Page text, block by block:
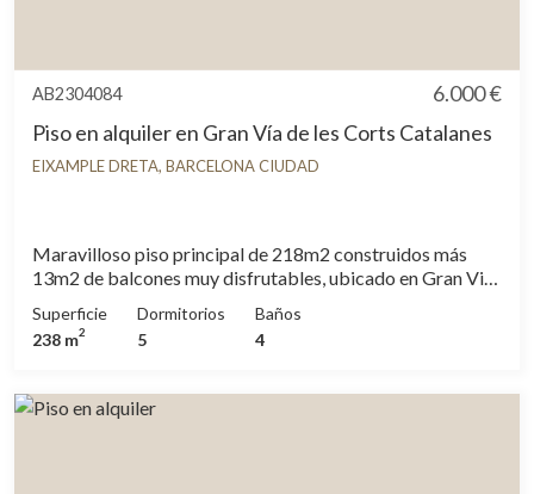
AB2304084
6.000 €
Piso en alquiler en Gran Vía de les Corts Catalanes
EIXAMPLE DRETA, BARCELONA CIUDAD
Maravilloso piso principal de 218m2 construidos más
13m2 de balcones muy disfrutables, ubicado en Gran Via
Joan, la Plaza Tetuán, a escasos minutos de Plaza
Catalunya, el Parc de la Ciudadela y la Estació del Nord,
restaurantes y colegios y excelentemente comunicado.
Tiene una excelente distribución en 6 estancias de buen
Superficie
238 m2
Dormitorios
5
Baños
4